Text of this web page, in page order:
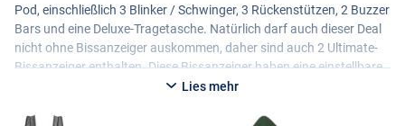
Pod, einschließlich 3 Blinker / Schwinger, 3 Rückenstützen, 2 Buzzer
Bars und eine Deluxe-Tragetasche. Natürlich darf auch dieser Deal
nicht ohne Bissanzeiger auskommen, daher sind auch 2 Ultimate-
Bissanzeiger enthalten. Diese Bissanzeiger haben eine einstellbare
Lautstärke und sind wasserdicht. Dieses komplette
Lies mehr